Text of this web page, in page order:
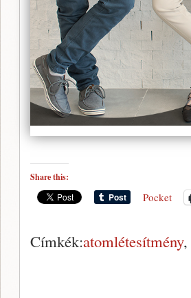
Share this:
Pocket
Címkék:atomlétesítmény,